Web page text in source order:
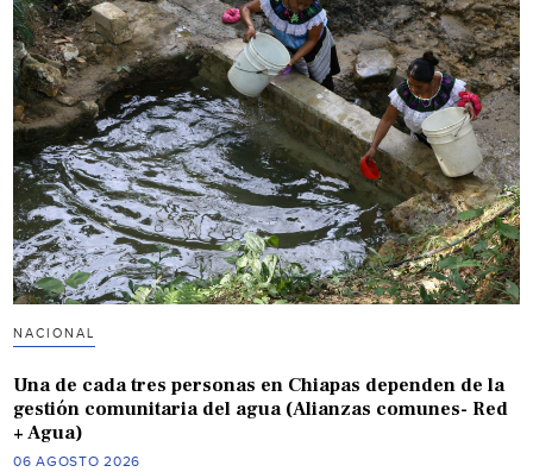
NACIONAL
Una de cada tres personas en Chiapas dependen de la
gestión comunitaria del agua (Alianzas comunes- Red
+ Agua)
06 AGOSTO 2026